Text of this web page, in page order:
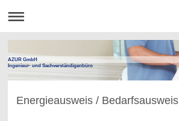
AZUR GmbH
Ingenieur- und Sachverständigenbüro
Energieausweis / Bedarfsausweis